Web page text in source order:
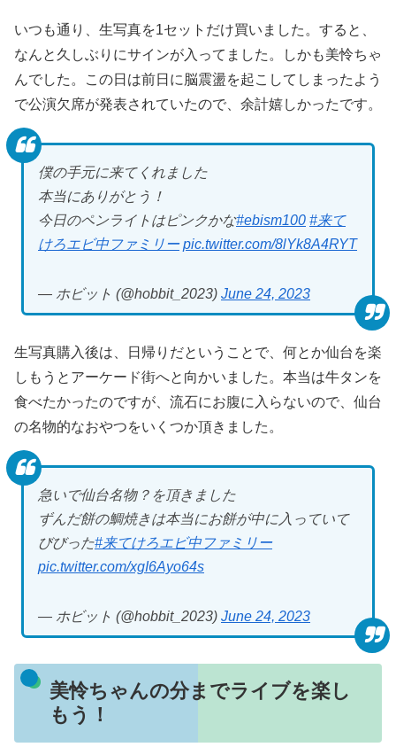
いつも通り、生写真を1セットだけ買いました。すると、
なんと久しぶりにサインが入ってました。しかも美怜ちゃ
んでした。この日は前日に脳震盪を起こしてしまったよう
で公演欠席が発表されていたので、余計嬉しかったです。
僕の手元に来てくれました
本当にありがとう！
今日のペンライトはピンクかな#ebism100 #来て
けろエビ中ファミリー pic.twitter.com/8lYk8A4RYT
— ホビット (@hobbit_2023) June 24, 2023
生写真購入後は、日帰りだということで、何とか仙台を楽
しもうとアーケード街へと向かいました。本当は牛タンを
食べたかったのですが、流石にお腹に入らないので、仙台
の名物的なおやつをいくつか頂きました。
急いで仙台名物？を頂きました
ずんだ餅の鯛焼きは本当にお餅が中に入っていて
びびった#来てけろエビ中ファミリー
pic.twitter.com/xgI6Ayo64s
— ホビット (@hobbit_2023) June 24, 2023
美怜ちゃんの分までライブを楽し
もう！